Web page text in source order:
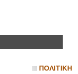
ΠΟΛΙΤΙΚΗ
PAMP
39 Χρυσομαλλούσα